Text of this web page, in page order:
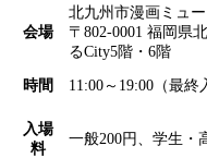
会場
北九州市漫画ミュ
〒802-0001 福岡県
るCity5階・6階
時間 11:00～19:00（最終
入場
料
一般200円、学生・